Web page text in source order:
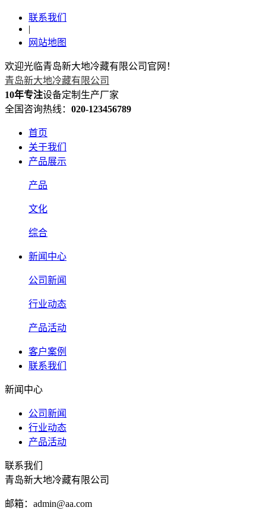
联系我们
|
网站地图
欢迎光临青岛新大地冷藏有限公司官网！
青岛新大地冷藏有限公司
10年专注设备定制生产厂家
全国咨询热线： 020-123456789
首页
关于我们
产品展示
产品
文化
综合
新闻中心
公司新闻
行业动态
产品活动
客户案例
联系我们
新闻中心
公司新闻
行业动态
产品活动
联系我们
青岛新大地冷藏有限公司
邮箱：admin@aa.com